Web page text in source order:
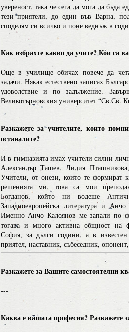
увереност, така че сега да мога да бъда
тези приятели, до един във Варна,
споделям си всичко и поне веднъж в
Как избрахте какво да учите? Кои са
Още в училище обичах повече да
задачи. Някак естествено записах
удоволствие и по задължение.
Великотърновския университет “Св.Св.
Разкажете за учителите, които
останалите?
И в гимназията имах учители силни
Александър Ташев, Лидия
Учители, от онези, които те формират
решенията ми, това са мои
Богданов, който ни водеше
Западноевропейска литература и
Именно Анчо Калоянов ме запали по
тогава и много активна общност на
София, за дълги години, а в
приятел, наставник, събеседник,
Разкажете за Вашите самостоятелни
---
Каква е вашата професия? Разкажете